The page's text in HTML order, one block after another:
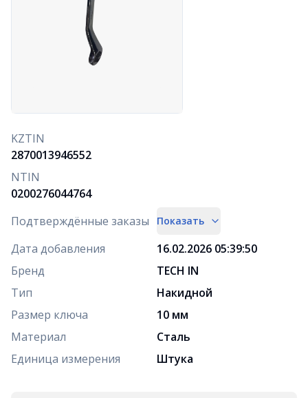
KZTIN
2870013946552
NTIN
0200276044764
Подтверждённые заказы
Показать
Дата добавления
16.02.2026 05:39:50
Бренд
TECH IN
Тип
Накидной
Размер ключа
10 мм
Материал
Сталь
Единица измерения
Штука